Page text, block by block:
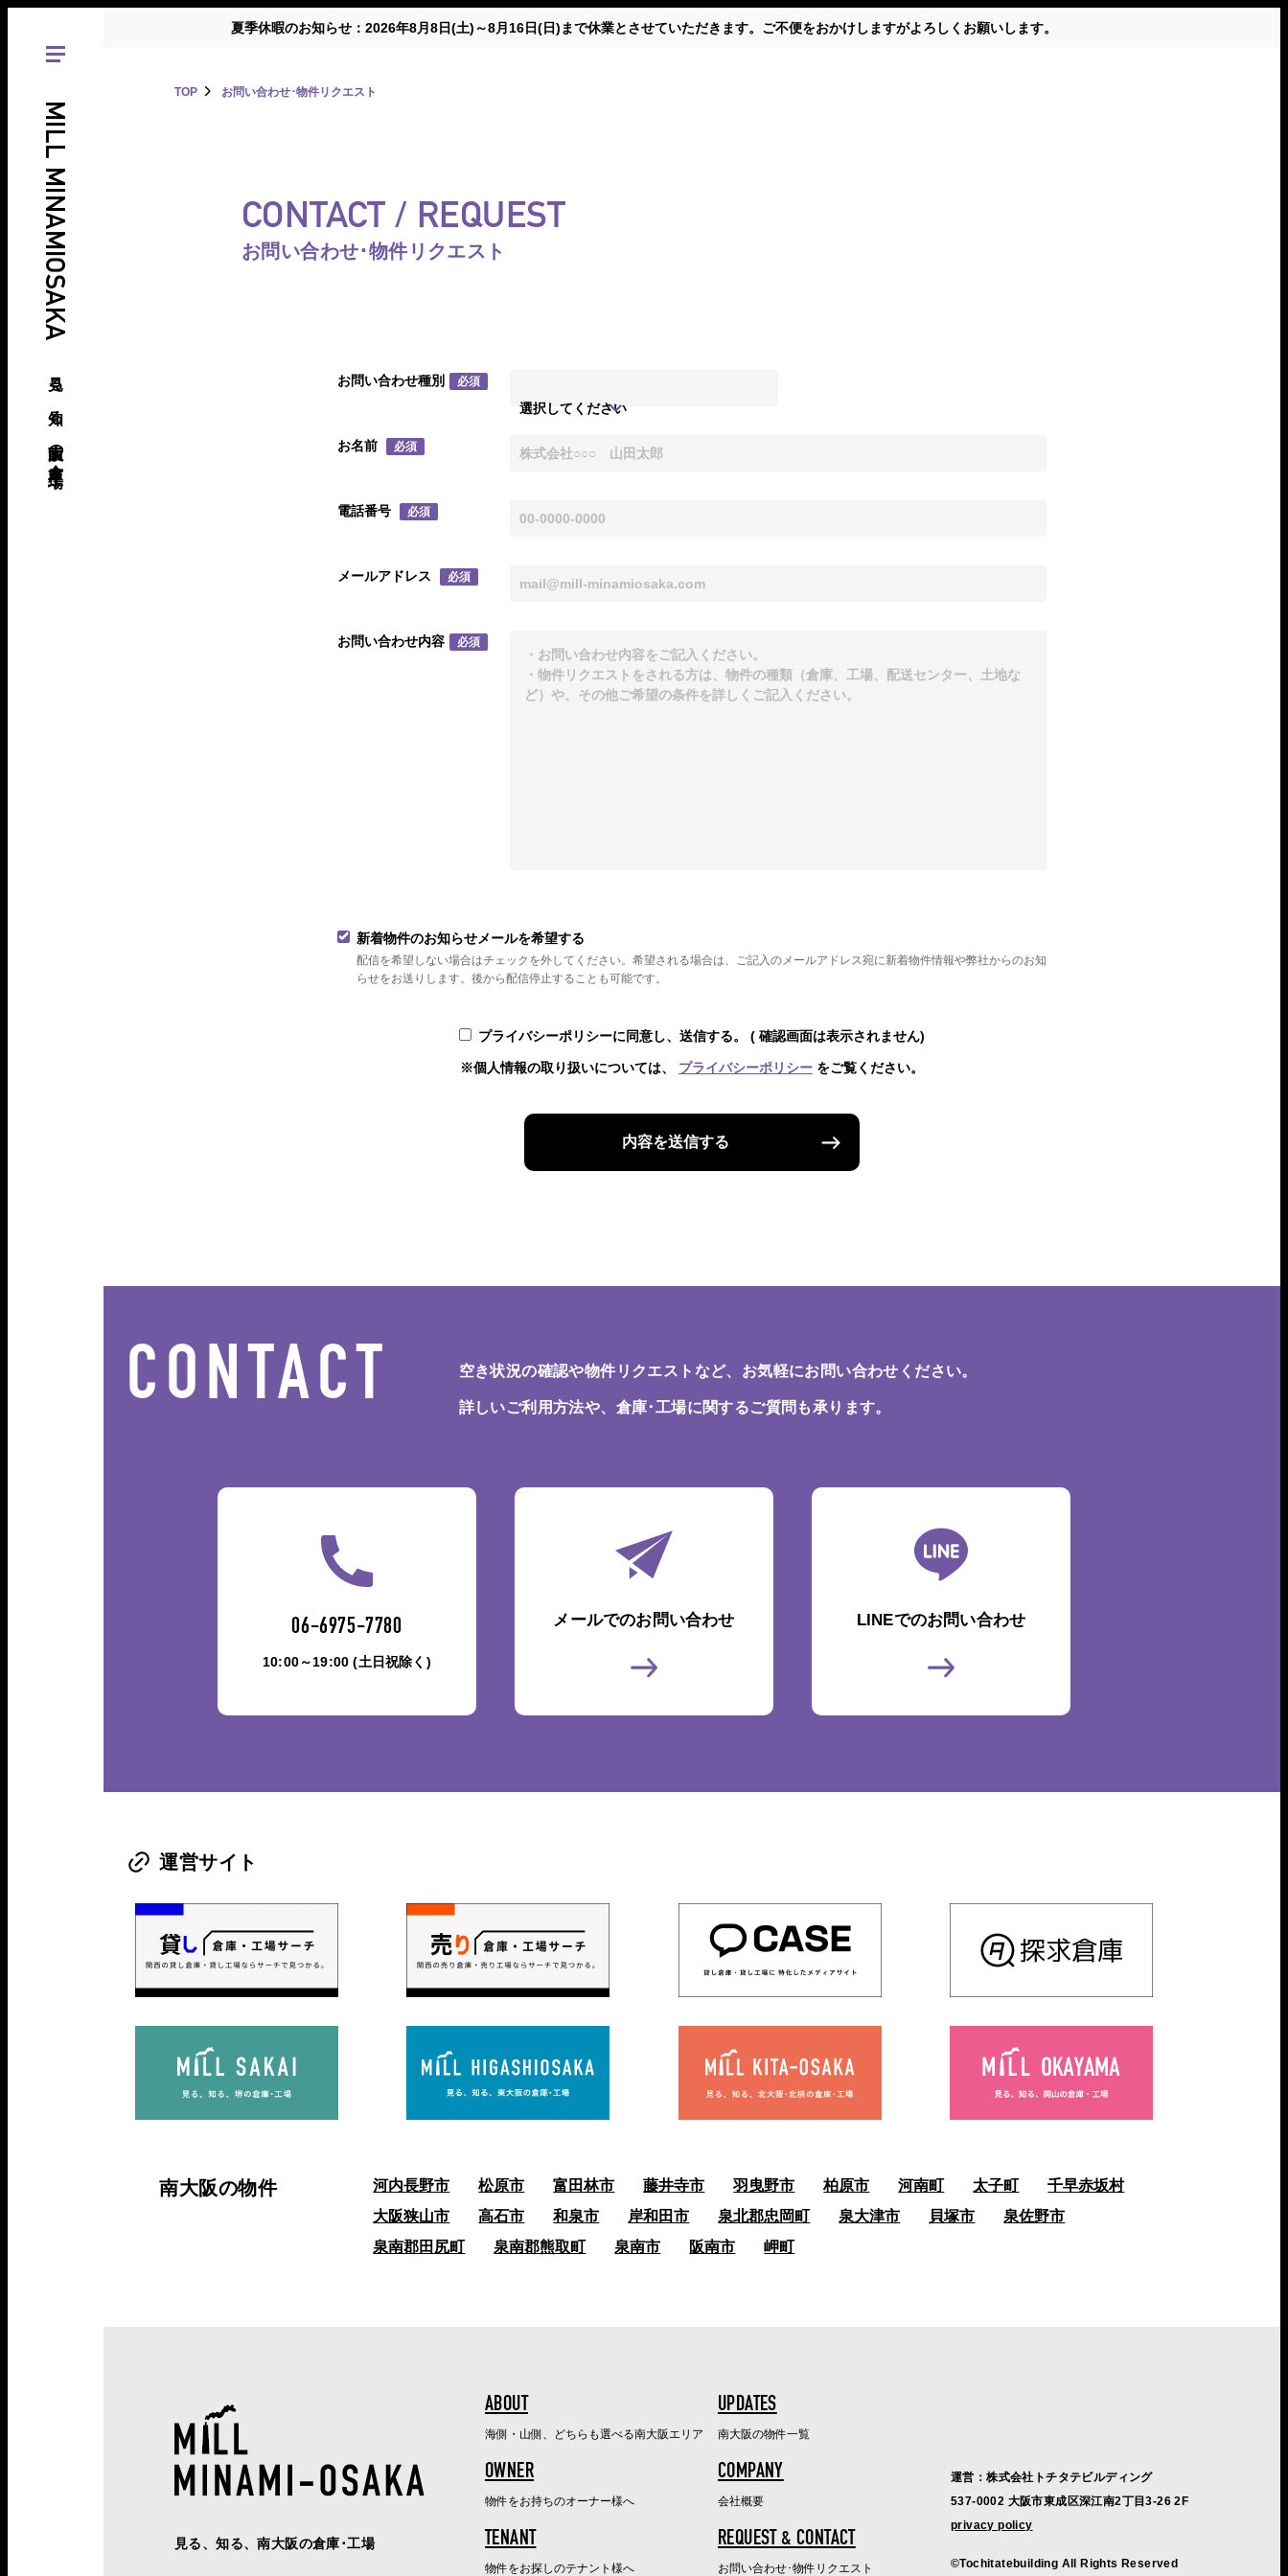
夏季休暇のお知らせ：2026年8月8日(土)～8月16日(日)まで休業とさせていただきます。ご不便をおかけしますがよろしくお願いします。
MILL MINAMIOSAKA
見る、知る、南大阪の倉庫･工場
TOP お問い合わせ･物件リクエスト
CONTACT / REQUEST
お問い合わせ･物件リクエスト
お問い合わせ種別 必須
選択してください
お名前 必須
電話番号 必須
メールアドレス 必須
お問い合わせ内容 必須
新着物件のお知らせメールを希望する
配信を希望しない場合はチェックを外してください。希望される場合は、ご記入のメールアドレス宛に新着物件情報や弊社からのお知
らせをお送りします。後から配信停止することも可能です。
プライバシーポリシーに同意し、送信する。 ( 確認画面は表示されません)
※個人情報の取り扱いについては、 プライバシーポリシー をご覧ください。
内容を送信する
CONTACT 空き状況の確認や物件リクエストなど、お気軽にお問い合わせください。
詳しいご利用方法や、倉庫･工場に関するご質問も承ります。
06-6975-7780
10:00～19:00 (土日祝除く)
メールでのお問い合わせ LINEでのお問い合わせ
運営サイト
南大阪の物件 河内長野市 松原市 富田林市 藤井寺市 羽曳野市 柏原市 河南町 太子町
千早赤坂村
大阪狭山市
高石市 和泉市 岸和田市 泉北郡忠岡町 泉大津市 貝塚市
泉佐野市
泉南郡田尻町
泉南郡熊取町 泉南市 阪南市 岬町
見る、知る、南大阪の倉庫･工場
ABOUT
海側・山側、どちらも選べる南大阪エリア
UPDATES
南大阪の物件一覧
OWNER
物件をお持ちのオーナー様へ
COMPANY
会社概要
TENANT
物件をお探しのテナント様へ
REQUEST & CONTACT
お問い合わせ･物件リクエスト
運営：株式会社トチタテビルディング
537-0002 大阪市東成区深江南2丁目3-26 2F
privacy policy
©Tochitatebuilding All Rights Reserved